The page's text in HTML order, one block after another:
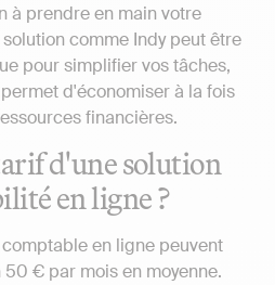
à prendre en main votre
comme Indy peut être
pour simplifier vos tâches,
d'économiser à la fois
financières.
d'une solution
en ligne ?
en ligne peuvent
€ par mois en moyenne.